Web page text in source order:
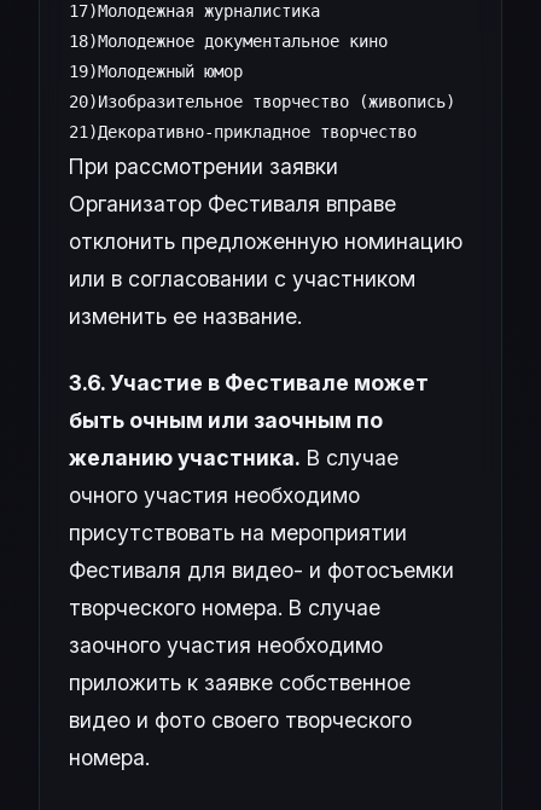
17)Молодежная журналистика
18)Молодежное документальное кино
19)Молодежный юмор
20)Изобразительное творчество (живопись)
21)Декоративно-прикладное творчество
При рассмотрении заявки
Организатор Фестиваля вправе
отклонить предложенную номинацию
или в согласовании с участником
изменить ее название.
3.6. Участие в Фестивале может
быть очным или заочным по
желанию участника. В случае
очного участия необходимо
присутствовать на мероприятии
Фестиваля для видео- и фотосъемки
творческого номера. В случае
заочного участия необходимо
приложить к заявке собственное
видео и фото своего творческого
номера.